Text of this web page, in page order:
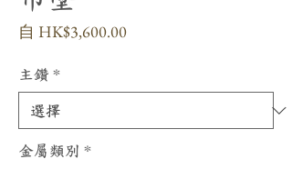
自 HK$3,600.00促
格
主鑽 *
金屬類別 *